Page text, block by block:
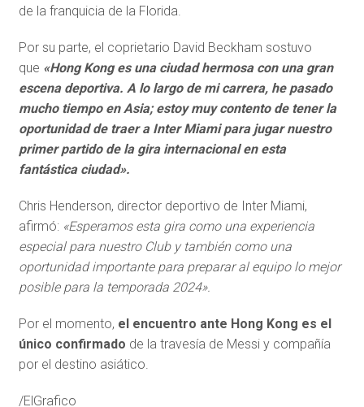
de la franquicia de la Florida.
Por su parte, el coprietario David Beckham sostuvo
que «Hong Kong es una ciudad hermosa con una gran
escena deportiva. A lo largo de mi carrera, he pasado
mucho tiempo en Asia; estoy muy contento de tener la
oportunidad de traer a Inter Miami para jugar nuestro
primer partido de la gira internacional en esta
fantástica ciudad».
Chris Henderson, director deportivo de Inter Miami,
afirmó: «Esperamos esta gira como una experiencia
especial para nuestro Club y también como una
oportunidad importante para preparar al equipo lo mejor
posible para la temporada 2024».
Por el momento, el encuentro ante Hong Kong es el
único confirmado de la travesía de Messi y compañía
por el destino asiático.
/ElGrafico